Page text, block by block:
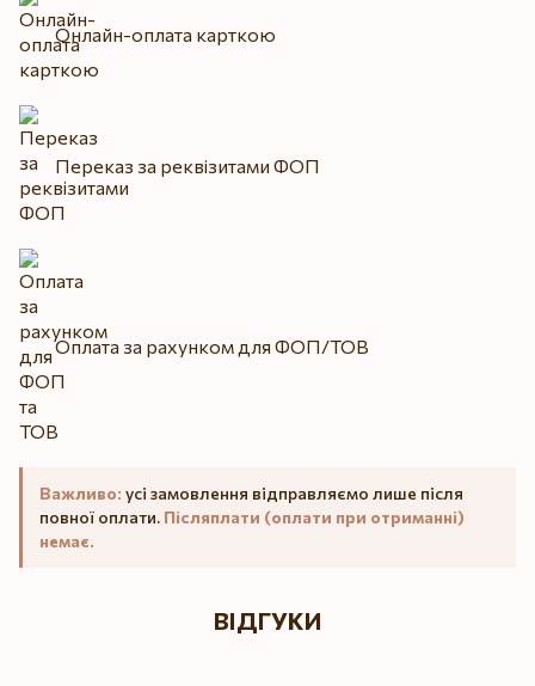
Онлайн-оплата карткою
Переказ за реквізитами ФОП
Оплата за рахунком для ФОП/ТОВ
Важливо: усі замовлення відправляємо лише після
повної оплати. Післяплати (оплати при отриманні)
немає.
ВІДГУКИ